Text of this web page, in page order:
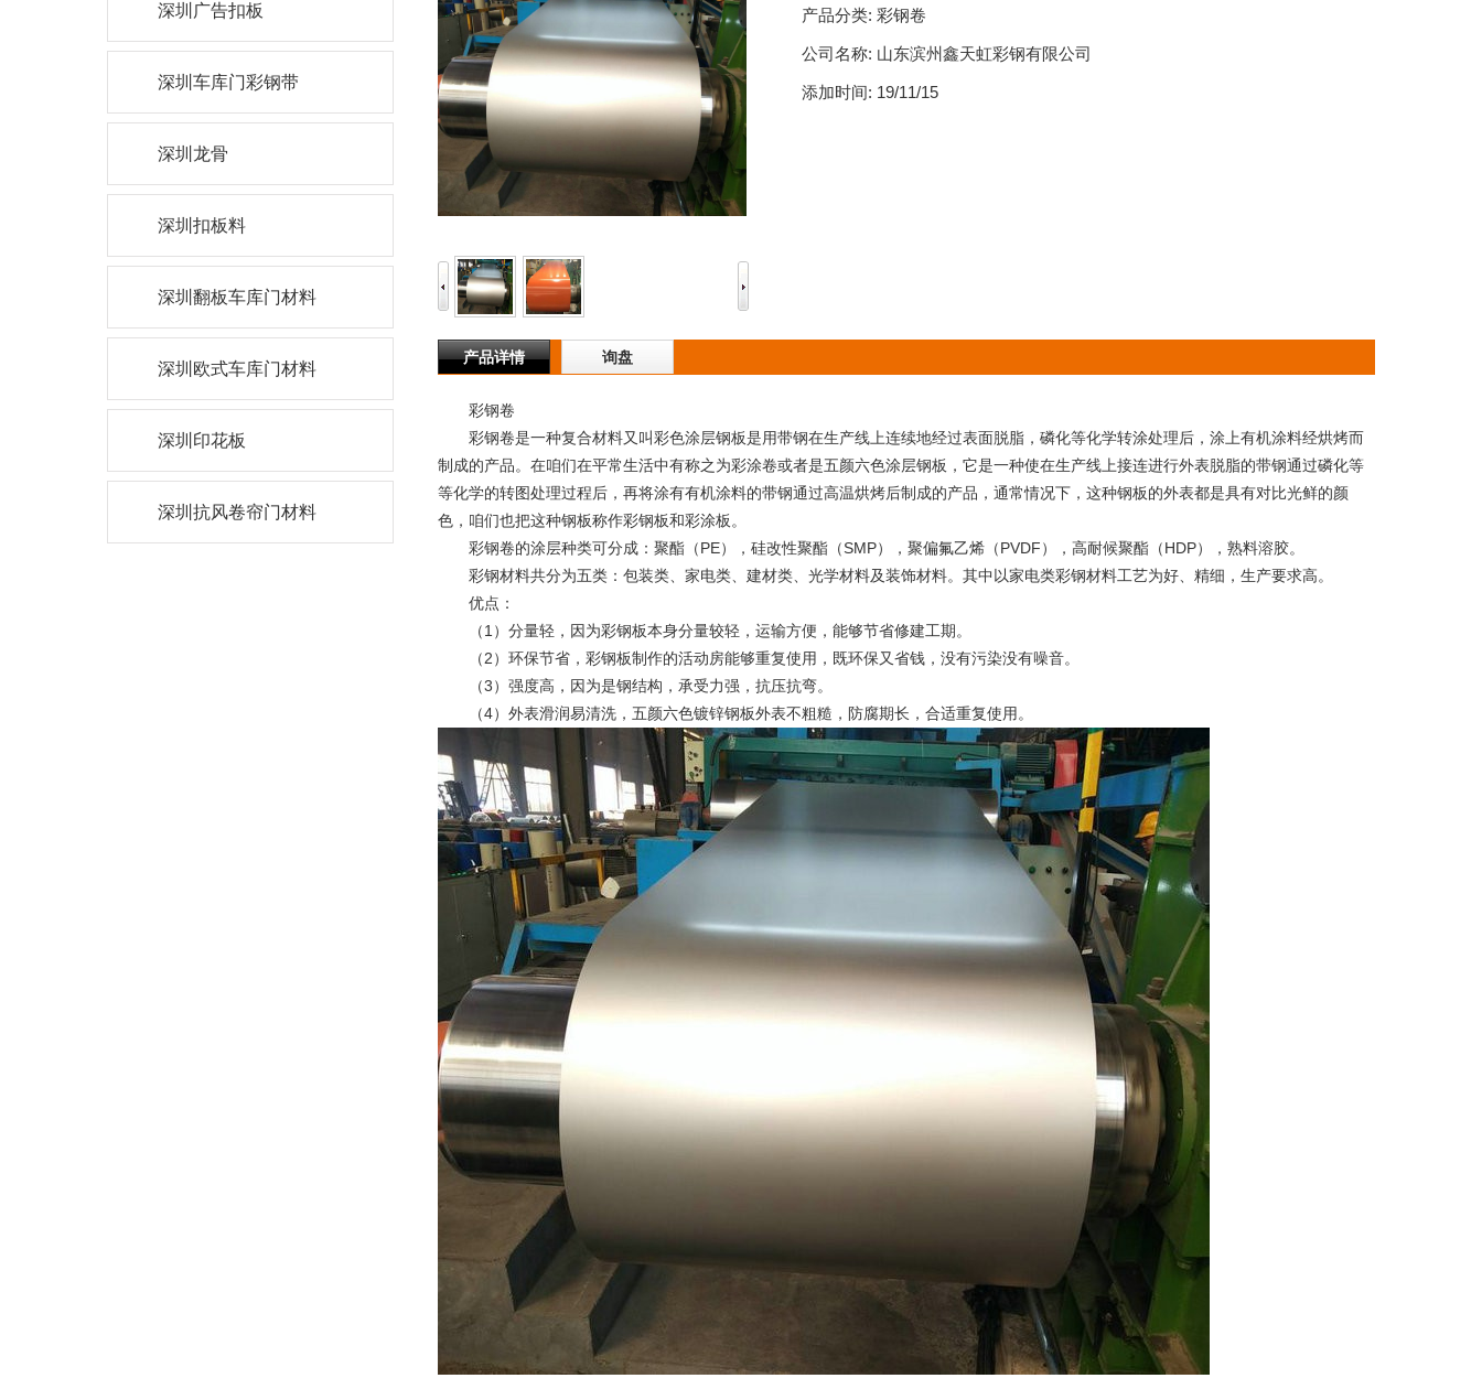
产品分类: 彩钢卷
公司名称: 山东滨州鑫天虹彩钢有限公司
添加时间: 19/11/15
产品详情 询盘
彩钢卷
彩钢卷是一种复合材料又叫彩色涂层钢板是用带钢在生产线上连续地经过表面脱脂，磷化等化学转涂处理后，涂上有机涂料经烘烤而
制成的产品。在咱们在平常生活中有称之为彩涂卷或者是五颜六色涂层钢板，它是一种使在生产线上接连进行外表脱脂的带钢通过磷化等
等化学的转图处理过程后，再将涂有有机涂料的带钢通过高温烘烤后制成的产品，通常情况下，这种钢板的外表都是具有对比光鲜的颜
色，咱们也把这种钢板称作彩钢板和彩涂板。
彩钢卷的涂层种类可分成：聚酯（PE），硅改性聚酯（SMP），聚偏氟乙烯（PVDF），高耐候聚酯（HDP），熟料溶胶。
彩钢材料共分为五类：包装类、家电类、建材类、光学材料及装饰材料。其中以家电类彩钢材料工艺为好、精细，生产要求高。
优点：
（1）分量轻，因为彩钢板本身分量较轻，运输方便，能够节省修建工期。
（2）环保节省，彩钢板制作的活动房能够重复使用，既环保又省钱，没有污染没有噪音。
（3）强度高，因为是钢结构，承受力强，抗压抗弯。
（4）外表滑润易清洗，五颜六色镀锌钢板外表不粗糙，防腐期长，合适重复使用。
深圳广告扣板
深圳车库门彩钢带
深圳龙骨
深圳扣板料
深圳翻板车库门材料
深圳欧式车库门材料
深圳印花板
深圳抗风卷帘门材料